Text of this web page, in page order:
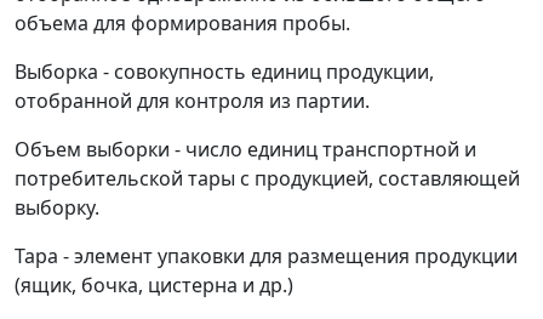
объема для формирования пробы.
Выборка - совокупность единиц продукции,
отобранной для контроля из партии.
Объем выборки - число единиц транспортной и
потребительской тары с продукцией, составляющей
выборку.
Тара - элемент упаковки для размещения продукции
(ящик, бочка, цистерна и др.)